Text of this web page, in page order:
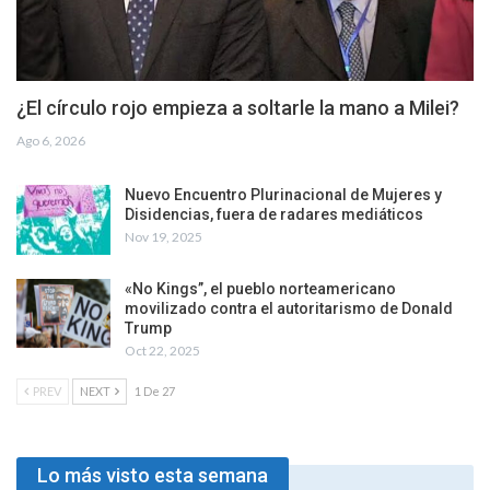
¿El círculo rojo empieza a soltarle la mano a Milei?
Ago 6, 2026
Nuevo Encuentro Plurinacional de Mujeres y
Disidencias, fuera de radares mediáticos
Nov 19, 2025
«No Kings”, el pueblo norteamericano
movilizado contra el autoritarismo de Donald
Trump
Oct 22, 2025
PREV NEXT 1 De 27
Lo más visto esta semana